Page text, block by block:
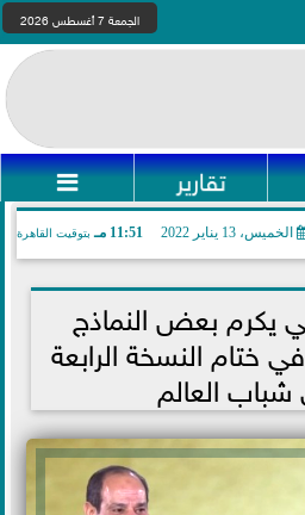
الجمعة 7 أغسطس 2026
تقارير 
الخميس، 13 يناير 2022 11:51 مـ بتوقيت القاهرة
يكرم بعض النماذج
ختام النسخة الرابعة
شباب العالم